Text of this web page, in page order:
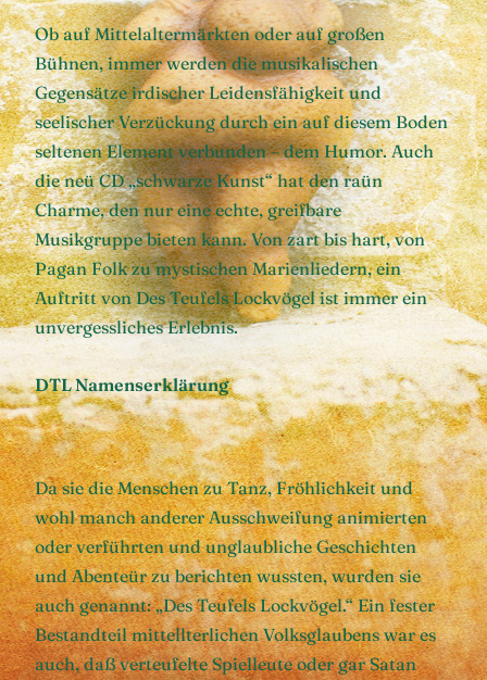
Ob auf Mittelaltermärkten oder auf großen
Bühnen, immer werden die musikalischen
Gegensätze irdischer Leidensfähigkeit und
seelischer Verzückung durch ein auf diesem Boden
seltenen Element verbunden – dem Humor. Auch
die neü CD „schwarze Kunst“ hat den raün
Charme, den nur eine echte, greifbare
Musikgruppe bieten kann. Von zart bis hart, von
Pagan Folk zu mystischen Marienliedern, ein
Auftritt von Des Teufels Lockvögel ist immer ein
unvergessliches Erlebnis.
DTL Namenserklärung
Da sie die Menschen zu Tanz, Fröhlichkeit und
wohl manch anderer Ausschweifung animierten
oder verführten und unglaubliche Geschichten
und Abenteür zu berichten wussten, wurden sie
auch genannt: „Des Teufels Lockvögel.“ Ein fester
Bestandteil mittellterlichen Volksglaubens war es
auch, daß verteufelte Spielleute oder gar Satan